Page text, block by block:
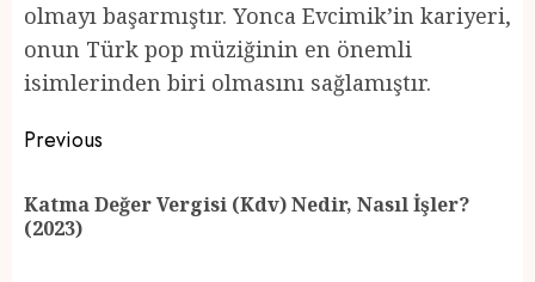
olmayı başarmıştır. Yonca Evcimik’in kariyeri,
onun Türk pop müziğinin en önemli
isimlerinden biri olmasını sağlamıştır.
Post
navigation
Previous
Katma Değer Vergisi (Kdv) Nedir, Nasıl İşler?
(2023)